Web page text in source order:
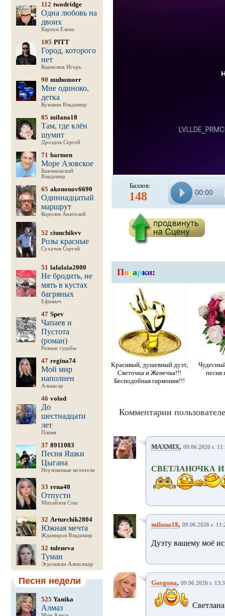
112 twodridge
Одна любовь на
двоих
Карпук Елена
105 PITT
Город, которого
нет
Корнелюк Игорь
90 muhomorr
Мне одиноко,
детка
Кузьмин Владимир
85 milana18
Там, где клён
шумит
Дроздов Сергей
71 barmen
Море Азовское
Бажиновский
Владимир
65 akononov6690
Одиннадцатый
маршрут
Королев Анатолий
52 ciunchikvv
Розы красные
Сухачев Сергей
51 lalalala2000
Не бродить, не
мять в кустах
багряных
Ефимыч
47 Spev
Чапаев и
Пустота
(роман)
Разные судьбы
47 regina74
Мой мир
наполнен
Алькасар
46 volod
До
шестнадцати
лет
Пламя
37 8911083
Песня Яшки
Цыгана
Неуловимые мстители
33 rena40
Отпусти
Михайлов Стас
32 Arturchik2804
Южная мечта
Ждамиров Владимир
32 tuleneva
Туман
Эгромжан Александр
Песня недели
525 Yanika
Алмаз
Баллов:
148 00:00
Подарки:
Красивый, душевный дуэт,
Светочка и Женечка!!!
Бесподобная гармония!!!
песня
Комментарии
MAXMIX, 09.06.2026 г.
СВЕТЛАНОЧКА
milana18, 09.06.2026 г.
Дуэту вашему моё
Gorgona, 09.06.2026 г.